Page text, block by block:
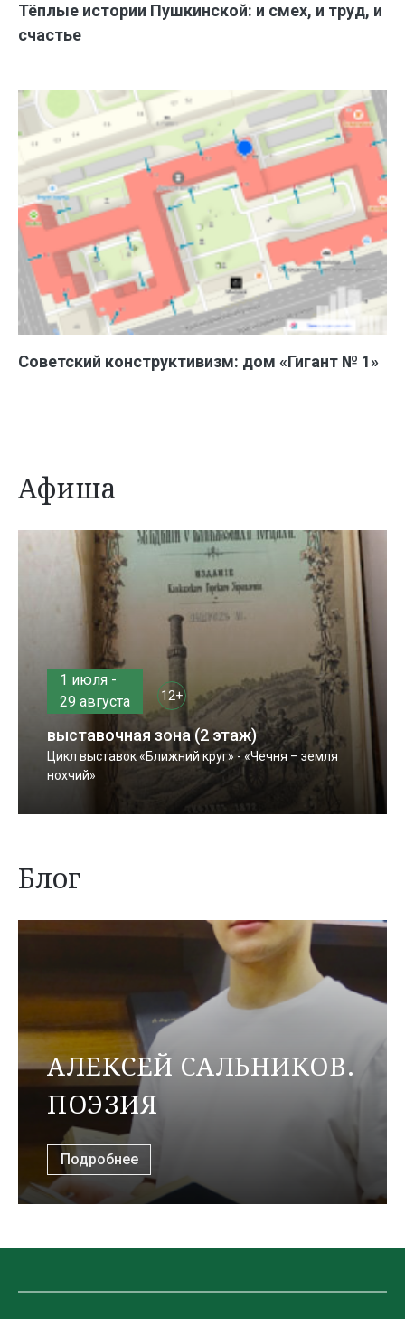
Тёплые истории Пушкинской: и смех, и труд, и
счастье
Советский конструктивизм: дом «Гигант № 1»
Афиша
1 июля -
29 августа
12+
выставочная зона (2 этаж)
Цикл выставок «Ближний круг» - «Чечня – земля
нохчий»
Блог
АЛЕКСЕЙ САЛЬНИКОВ.
ПОЭЗИЯ
Подробнее